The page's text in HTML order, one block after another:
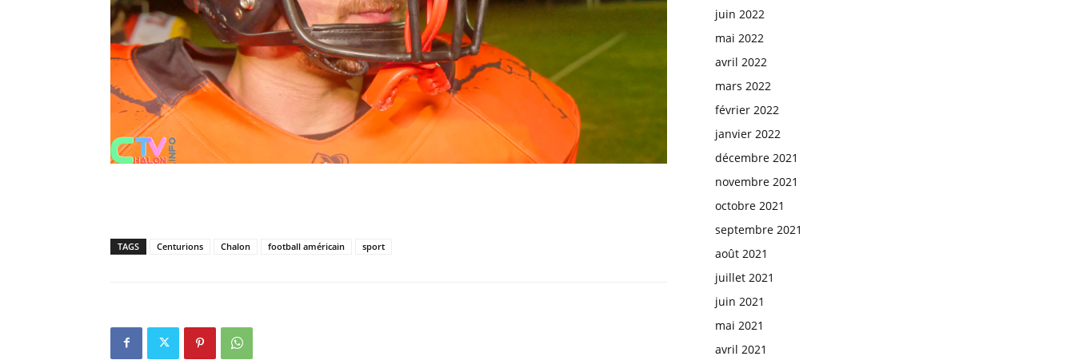
TAGS Centurions Chalon football américain sport
juin 2022
mai 2022
avril 2022
mars 2022
février 2022
janvier 2022
décembre 2021
novembre 2021
octobre 2021
septembre 2021
août 2021
juillet 2021
juin 2021
mai 2021
avril 2021